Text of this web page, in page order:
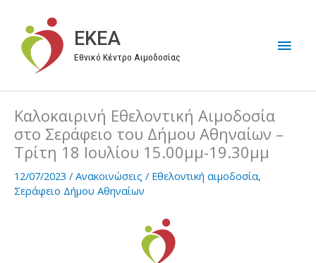
περιεχόμενο
EKEA
Εθνικό Κέντρο Αιμοδοσίας
Καλοκαιρινή Εθελοντική Αιμοδοσία
στο Σεράφειο του Δήμου Αθηναίων –
Τρίτη 18 Ιουλίου 15.00μμ-19.30μμ
12/07/2023 / Ανακοινώσεις / Εθελοντική αιμοδοσία,
Σεράφειο Δήμου Αθηναίων